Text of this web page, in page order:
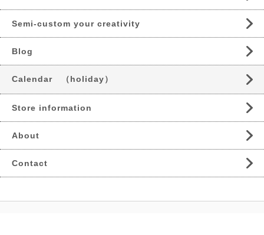
Semi-custom your creativity
Blog
Calendar （holiday）
Store information
About
Contact